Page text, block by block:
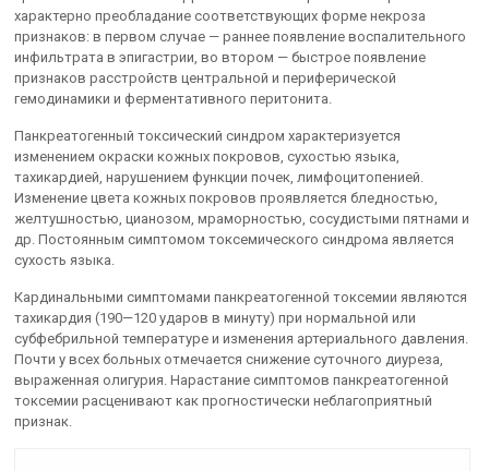
характерно преобладание соответствующих форме некроза
признаков: в первом случае — раннее появление воспалительного
инфильтрата в эпигастрии, во втором — быстрое появление
признаков расстройств центральной и периферической
гемодинамики и ферментативного перитонита.
Панкреатогенный токсический синдром характеризуется
изменением окраски кожных покровов, сухостью языка,
тахикардией, нарушением функции почек, лимфоцитопенией.
Изменение цвета кожных покровов проявляется бледностью,
желтушностью, цианозом, мраморностью, сосудистыми пятнами и
др. Постоянным симптомом токсемического синдрома является
сухость языка.
Кардинальными симптомами панкреатогенной токсемии являются
тахикардия (190—120 ударов в минуту) при нормальной или
субфебрильной температуре и изменения артериального давления.
Почти у всех больных отмечается снижение суточного диуреза,
выраженная олигурия. Нарастание симптомов панкреатогенной
токсемии расценивают как прогностически неблагоприятный
признак.